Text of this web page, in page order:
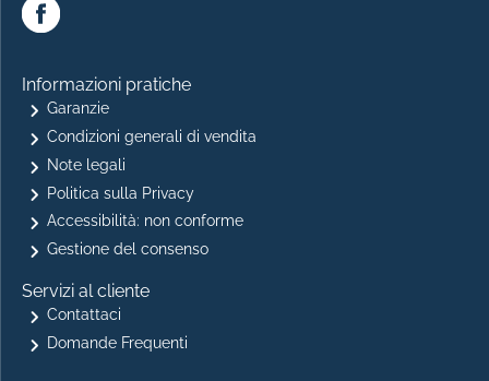
Informazioni pratiche
Garanzie
Condizioni generali di vendita
Note legali
Politica sulla Privacy
Accessibilità: non conforme
Gestione del consenso
Servizi al cliente
Contattaci
Domande Frequenti